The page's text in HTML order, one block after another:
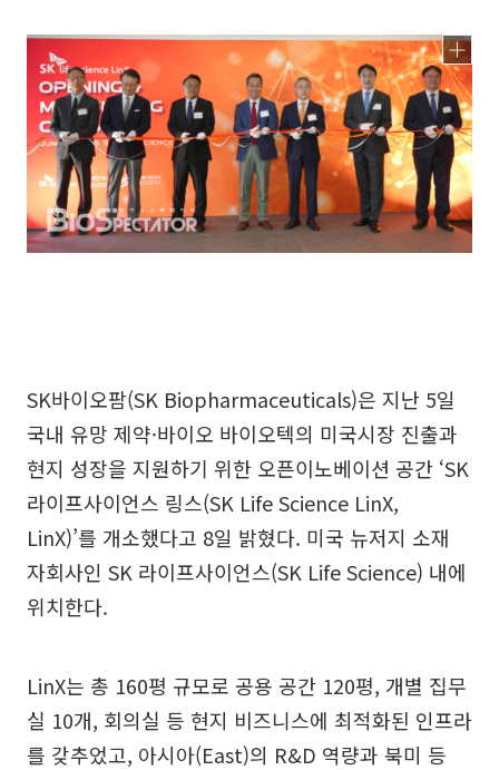
SK바이오팜(SK Biopharmaceuticals)은 지난 5일
국내 유망 제약·바이오 바이오텍의 미국시장 진출과
현지 성장을 지원하기 위한 오픈이노베이션 공간 ‘SK
라이프사이언스 링스(SK Life Science LinX,
LinX)’를 개소했다고 8일 밝혔다. 미국 뉴저지 소재
자회사인 SK 라이프사이언스(SK Life Science) 내에
위치한다.
LinX는 총 160평 규모로 공용 공간 120평, 개별 집무
실 10개, 회의실 등 현지 비즈니스에 최적화된 인프라
를 갖추었고, 아시아(East)의 R&D 역량과 북미 등